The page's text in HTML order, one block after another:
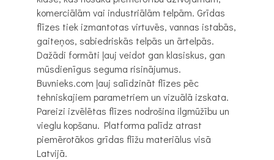
komerciālām vai industriālām telpām. Grīdas
flīzes tiek izmantotas virtuvēs, vannas istabās,
gaiteņos, sabiedriskās telpās un ārtelpās.
Dažādi formāti ļauj veidot gan klasiskus, gan
mūsdienīgus seguma risinājumus.
Buvnieks.com ļauj salīdzināt flīzes pēc
tehniskajiem parametriem un vizuālā izskata.
Pareizi izvēlētas flīzes nodrošina ilgmūžību un
vieglu kopšanu. Platforma palīdz atrast
piemērotākos grīdas flīžu materiālus visā
Latvijā.